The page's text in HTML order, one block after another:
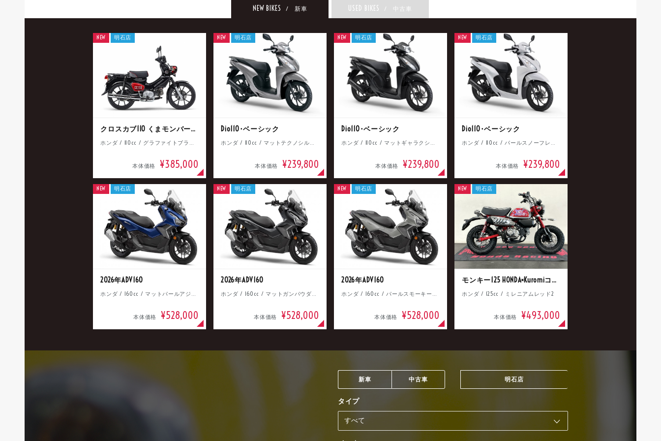
NEW BIKES / 新車 USED BIKES / 中古車
クロスカブ110 くまモンバージョン
ホンダ / 110cc / グラファイトブラック
本体価格 ¥385,000
NEW 明石店
Dio110･ベーシック
ホンダ / 110cc / マットテクノシルバーメタリック
本体価格 ¥239,800
NEW 明石店
Dio110･ベーシック
ホンダ / 110cc / マットギャラクシーブラックメタリック
本体価格 ¥239,800
NEW 明石店
Dio110･ベーシック
ホンダ / 110cc / パールスノーフレークホワイト
本体価格 ¥239,800
NEW 明石店
2026年ADV160
ホンダ / 160cc / マットパールアジャイルブルー
本体価格 ¥528,000
NEW 明石店
2026年ADV160
ホンダ / 160cc / マットガンパウダーブラックメタリック
本体価格 ¥528,000
NEW 明石店
2026年ADV160
ホンダ / 160cc / パールスモーキーグレー
本体価格 ¥528,000
NEW 明石店
モンキー125 HONDA×Kuromiコラボ
ホンダ / 125cc / ミレニアムレッド2
本体価格 ¥493,000
NEW 明石店
新車 中古車 明石店
タイプ